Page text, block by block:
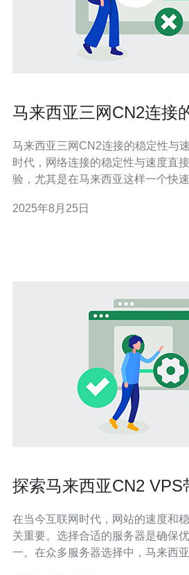
马来西亚三网CN2连接
马来西亚三网CN2连接的稳定性与速度对比 在
时代，网络连接的稳定性与速度直
验，尤其是在马来西亚这样一个快
比，揭示它们在稳定性与速度方面的优劣。 以
2025年8月25日
探索马来西亚CN2 VPS
在当今互联网时代，网站的速度和
关重要。选择合适的服务器是确保
一。在众多服务器选择中，马来西